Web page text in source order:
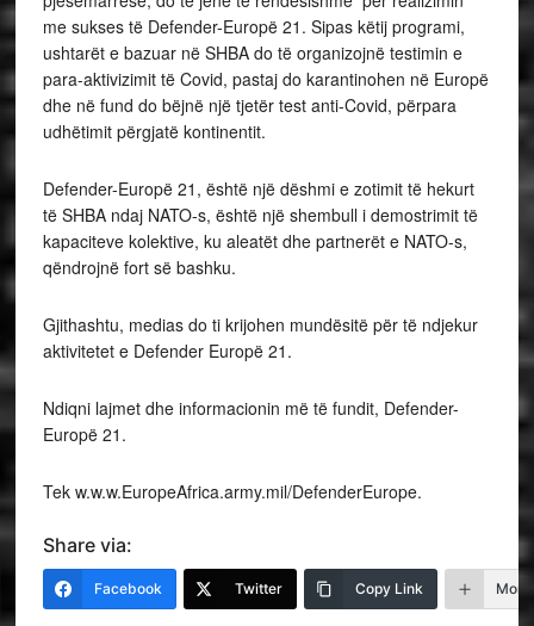
me sukses të Defender-Europë 21. Sipas këtij programi,
ushtarët e bazuar në SHBA do të organizojnë testimin e
para-aktivizimit të Covid, pastaj do karantinohen në Europë
dhe në fund do bëjnë një tjetër test anti-Covid, përpara
udhëtimit përgjatë kontinentit.
Defender-Europë 21, është një dëshmi e zotimit të hekurt
të SHBA ndaj NATO-s, është një shembull i demostrimit të
kapaciteve kolektive, ku aleatët dhe partnerët e NATO-s,
qëndrojnë fort së bashku.
Gjithashtu, medias do ti krijohen mundësitë për të ndjekur
aktivitetet e Defender Europë 21.
Ndiqni lajmet dhe informacionin më të fundit, Defender-
Europë 21.
Tek w.w.w.EuropeAfrica.army.mil/DefenderEurope.
Share via:
Facebook Twitter Copy Link More